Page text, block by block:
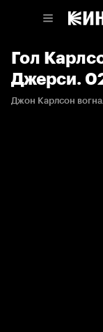
Гол
Джерси.
Джон Карлсон